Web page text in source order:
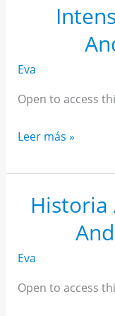
Andalucía
Eva
Open to access
Intensivo
AR
Andalucía
abril
Leer más »
Eva
Open to access